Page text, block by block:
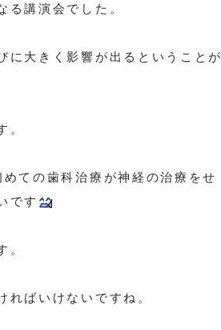
る講演会でした。
に大きく影響が出るということが
。
ての歯科治療が神経の治療をせ
です
。
ばいけないですね。